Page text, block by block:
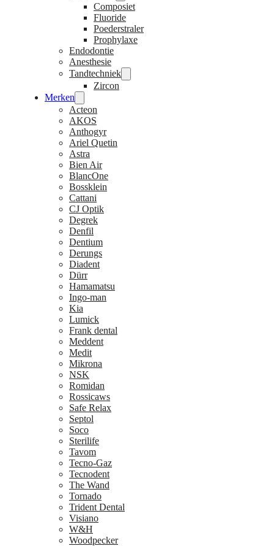
Composiet
Fluoride
Poederstraler
Prophylaxe
Endodontie
Anesthesie
Tandtechniek
Zircon
Merken
Acteon
AKOS
Anthogyr
Ariel Quetin
Astra
Bien Air
BlancOne
Bossklein
Cattani
CJ Optik
Degrek
Denfil
Dentium
Derungs
Diadent
Dürr
Hamamatsu
Ingo-man
Kia
Lumick
Frank dental
Meddent
Medit
Mikrona
NSK
Romidan
Rossicaws
Safe Relax
Septol
Soco
Sterilife
Tavom
Tecno-Gaz
Tecnodent
The Wand
Tornado
Trident Dental
Visiano
W&H
Woodpecker